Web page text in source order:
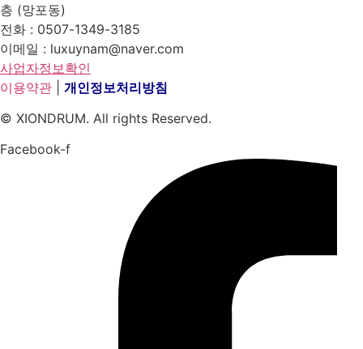
층 (망포동)
전화 : 0507-1349-3185
이메일 : luxuynam@naver.com
사업자정보확인
이용약관
개인정보처리방침
© XIONDRUM. All rights Reserved.
Facebook-f